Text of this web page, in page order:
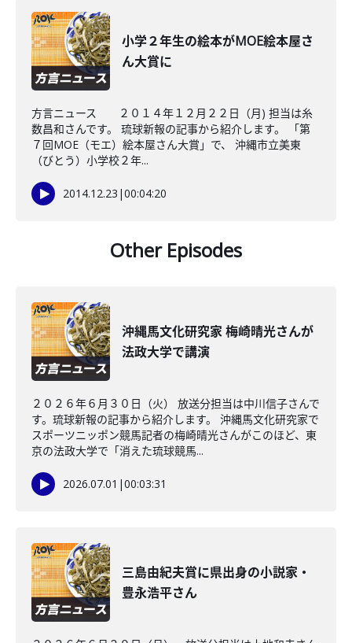
小学２年生の絵本がMOE絵本屋さ
ん大賞に
方言ニュース ２０１４年１２月２２日（月) 担当は糸
数昌和さんです。 琉球新報の記事から紹介します。 「第
７回MOE（モエ）絵本屋さん大賞」で、 沖縄市立美東
（びとう）小学校２年...
2014.12.23 |00:04:20
Other Episodes
沖縄馬文化研究家 梅崎晴光さんが
法政大学で講演
２０２６年６月３０日（火） 放送分担当は中川信子さんで
す。琉球新報の記事から紹介します。 沖縄馬文化研究家で
スポーツニッポン競馬記者の梅崎晴光さんがこのほど、東
京の法政大学で「消えた琉球競馬...
2026.07.01 |00:03:31
三島由紀夫賞に県出身の小説家・
豊永浩平さん